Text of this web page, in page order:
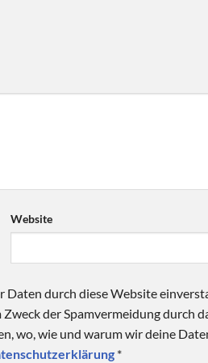
Website
durch diese Website
der Spamvermeidung durch
wo, wie und warum wir deine
*